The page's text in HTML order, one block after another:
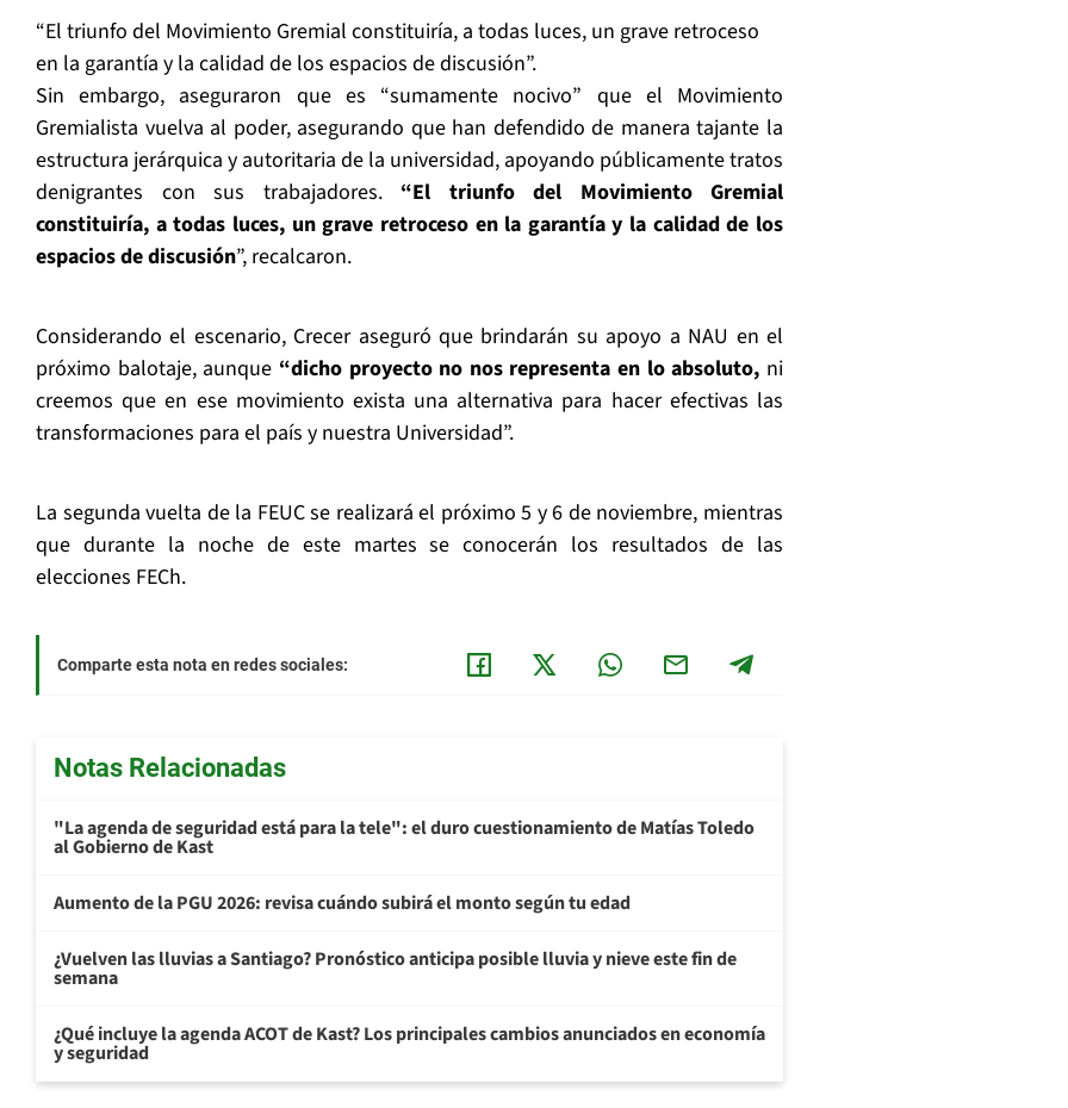
“El triunfo del Movimiento Gremial constituiría, a todas luces, un grave retroceso
en la garantía y la calidad de los espacios de discusión”.
Sin embargo, aseguraron que es “sumamente nocivo” que el Movimiento
Gremialista vuelva al poder, asegurando que han defendido de manera tajante la
estructura jerárquica y autoritaria de la universidad, apoyando públicamente tratos
denigrantes con sus trabajadores. “El triunfo del Movimiento Gremial
constituiría, a todas luces, un grave retroceso en la garantía y la calidad de los
espacios de discusión”, recalcaron.
Considerando el escenario, Crecer aseguró que brindarán su apoyo a NAU en el
próximo balotaje, aunque “dicho proyecto no nos representa en lo absoluto, ni
creemos que en ese movimiento exista una alternativa para hacer efectivas las
transformaciones para el país y nuestra Universidad”.
La segunda vuelta de la FEUC se realizará el próximo 5 y 6 de noviembre, mientras
que durante la noche de este martes se conocerán los resultados de las
elecciones FECh.
Comparte esta nota en redes sociales:
Notas Relacionadas
"La agenda de seguridad está para la tele": el duro cuestionamiento de Matías Toledo
al Gobierno de Kast
Aumento de la PGU 2026: revisa cuándo subirá el monto según tu edad
¿Vuelven las lluvias a Santiago? Pronóstico anticipa posible lluvia y nieve este fin de
semana
¿Qué incluye la agenda ACOT de Kast? Los principales cambios anunciados en economía
y seguridad